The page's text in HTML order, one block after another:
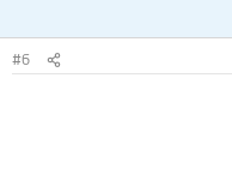
#6